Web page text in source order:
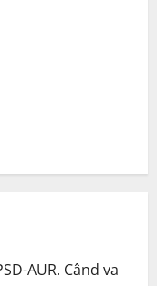
AUR. Când va